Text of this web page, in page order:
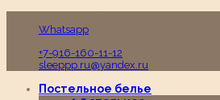
Whatsapp
+7-916-160-11-12
sleeppp.ru@yandex.ru
Постельное белье